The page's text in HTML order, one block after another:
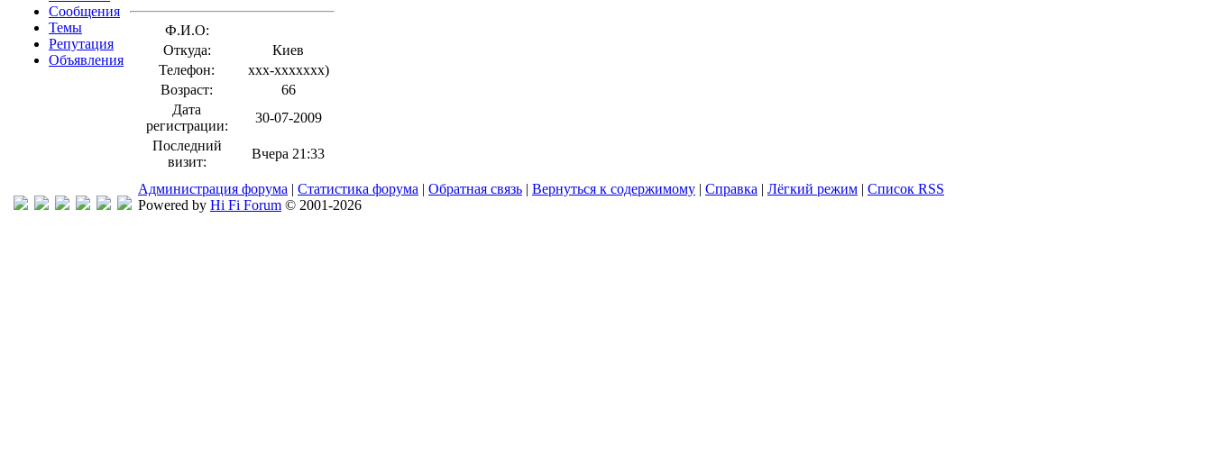
Сообщения
Темы
Репутация
Объявления
Ф.И.О:
Откуда:
Киев
Телефон:
xxx-xxxxxxx)
Возраст:
66
Дата
регистрации:
30-07-2009
Последний
визит:
Вчера 21:33
Администрация форума | Статистика форума | Обратная связь | Вернуться к содержимому | Справка | Лёгкий режим | Список RSS
Powered by Hi Fi Forum © 2001-2026